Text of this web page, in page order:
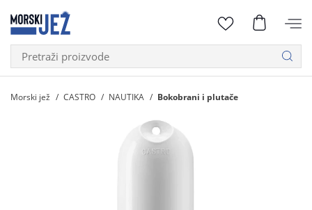
Morski jež CASTRO NAUTIKA Bokobrani i plutače